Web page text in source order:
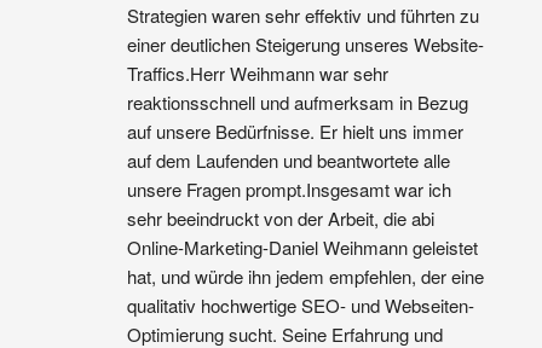
Strategien waren sehr effektiv und führten zu
einer deutlichen Steigerung unseres Website-
Traffics.Herr Weihmann war sehr
reaktionsschnell und aufmerksam in Bezug
auf unsere Bedürfnisse. Er hielt uns immer
auf dem Laufenden und beantwortete alle
unsere Fragen prompt.Insgesamt war ich
sehr beeindruckt von der Arbeit, die abi
Online-Marketing-Daniel Weihmann geleistet
hat, und würde ihn jedem empfehlen, der eine
qualitativ hochwertige SEO- und Webseiten-
Optimierung sucht. Seine Erfahrung und